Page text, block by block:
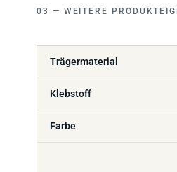
WEITERE
Trägermaterial
Klebstoff
Farbe